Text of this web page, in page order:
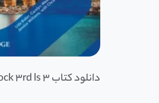
دانلود کتاب 3 unlock 3rd ls